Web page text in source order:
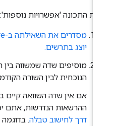
התכונה 'אפשרויות נוספות':
יוצג בתרשים.
מוסיפים שדה שמשווה בין
הנוכחית לבין השורה הקודמת
אם אין שדה השוואה קיים
ההרשאות הנדרשות, אתם
דרך לחישוב טבלה. בדוגמה